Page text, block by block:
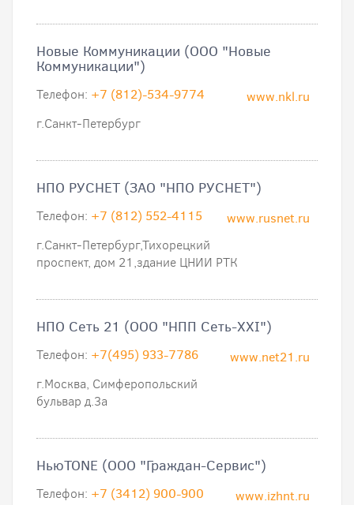
Новые Коммуникации (ООО "Новые
Коммуникации")
www.nkl.ru
Телефон: +7 (812)-534-9774
г.Санкт-Петербург
НПО РУСНЕТ (ЗАО "НПО РУСНЕТ")
www.rusnet.ru
Телефон: +7 (812) 552-4115
г.Санкт-Петербург,Тихорецкий
проспект, дом 21,здание ЦНИИ РТК
НПО Сеть 21 (ООО "НПП Сеть-XXI")
www.net21.ru
Телефон: +7(495) 933-7786
г.Москва, Симферопольский
бульвар д.3а
НьюTONE (ООО "Граждан-Сервис")
www.izhnt.ru
Телефон: +7 (3412) 900-900